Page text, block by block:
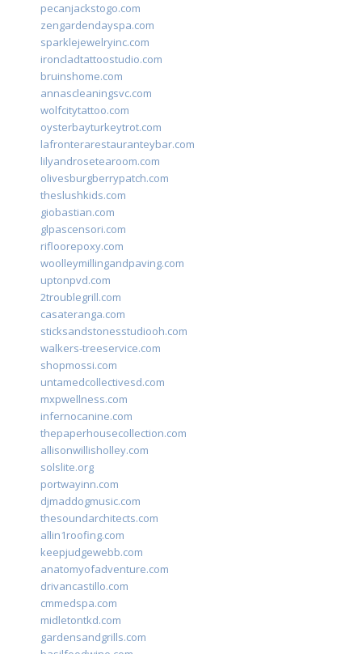
pecanjackstogo.com
zengardendayspa.com
sparklejewelryinc.com
ironcladtattoostudio.com
bruinshome.com
annascleaningsvc.com
wolfcitytattoo.com
oysterbayturkeytrot.com
lafronterarestauranteybar.com
lilyandrosetearoom.com
olivesburgberrypatch.com
theslushkids.com
giobastian.com
glpascensori.com
rifloorepoxy.com
woolleymillingandpaving.com
uptonpvd.com
2troublegrill.com
casateranga.com
sticksandstonesstudiooh.com
walkers-treeservice.com
shopmossi.com
untamedcollectivesd.com
mxpwellness.com
infernocanine.com
thepaperhousecollection.com
allisonwillisholley.com
solslite.org
portwayinn.com
djmaddogmusic.com
thesoundarchitects.com
allin1roofing.com
keepjudgewebb.com
anatomyofadventure.com
drivancastillo.com
cmmedspa.com
midletontkd.com
gardensandgrills.com